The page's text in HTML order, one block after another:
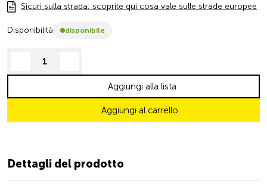
Sicuri sulla strada: scoprite qui cosa vale sulle strade europee
Disponibilità disponibile
decrease quantity
Aggiungi al carrello
Aggiungi alla lista
Dettagli del prodotto